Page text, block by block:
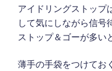
アイドリングストップ
して気にしながら信号
ストップ＆ゴーが多い
薄手の手袋をつけてお